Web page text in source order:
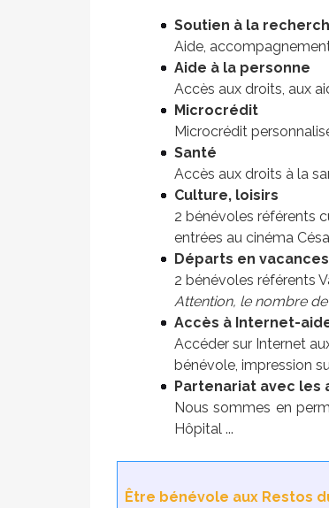
Soutien à la
Aide,
Aide à la personne
Accès aux droits, aux
Microcrédit
Microcrédit
Santé
Accès aux droits à la
Culture, loisirs
2 bénévoles référents
entrées au cinéma
Départs en vacances
2 bénévoles référents
Attention, le nombre
Accès à Internet-
Accéder sur Internet
bénévole, impression
Partenariat avec les
Nous sommes en
Hôpital ...
Être bénévole aux Restos